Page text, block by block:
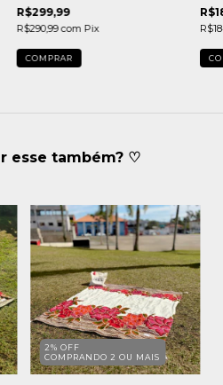
R$299,99
R$290,99com Pix
COMPRAR
esse também? ♡
2% OFF
COMPRANDO 2 OU MAIS